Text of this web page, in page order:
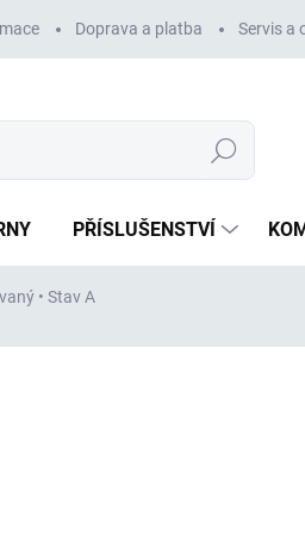
Doprava a platba Servis a
Hledat
PŘÍSLUŠENSTVÍ
• Stav A